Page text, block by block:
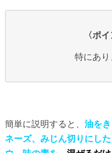
〈ポ
特にあり
簡単に説明すると、 油を
ネーズ、みじん切りにし